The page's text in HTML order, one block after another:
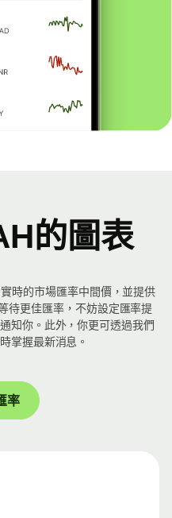
的圖表
時的市場匯率中間價，並提供
待更佳匯率，不妨設定匯率提
知你。此外，你更可透過我們
掌握最新消息。
率